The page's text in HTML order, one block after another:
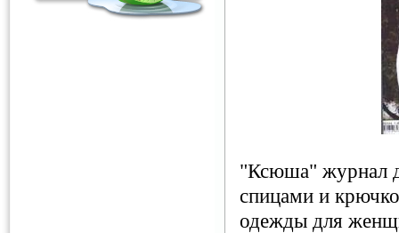
"Ксюша" журнал
спицами и
одежды для